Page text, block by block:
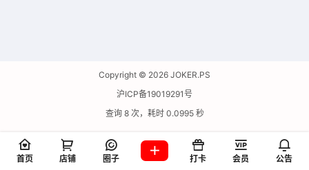
Copyright © 2026 JOKER.PS
沪ICP备19019291号
查询 8 次，耗时 0.0995 秒
首页 店铺 圈子 打卡 会员 公告